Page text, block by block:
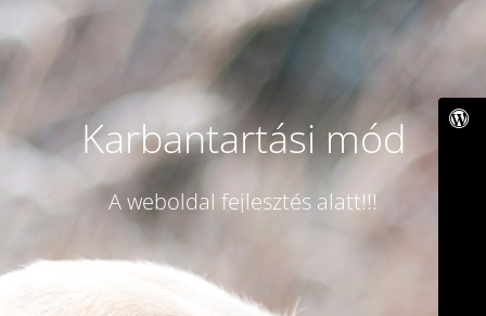
Karbantartási mód
A weboldal fejlesztés alatt!!!